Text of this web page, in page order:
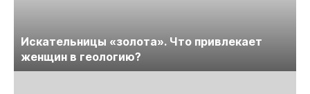
Искательницы «золота». Что привлекает
женщин в геологию?